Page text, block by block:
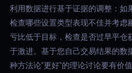
利用数据进行基于证据的调整：如
检查哪些设置类型表现不佳并考虑
亏比低于目标，检查是否过早平仓
于激进。基于您自己交易结果的数
种方法论"更好"的理论讨论要有价值